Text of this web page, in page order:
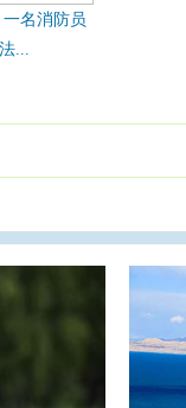
名消防员
...